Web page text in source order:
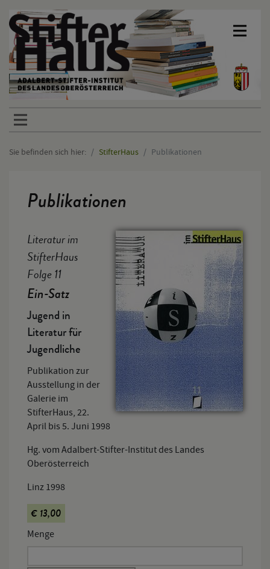
Sprunglinks
Sie befinden sich hier: StifterHaus Publikationen
Publikationen
Literatur im
StifterHaus
Folge 11
Ein-Satz
Jugend in
Literatur für
Jugendliche
Publikation zur
Ausstellung in der
Galerie im
StifterHaus, 22.
April bis 5. Juni 1998
Hg. vom Adalbert-Stifter-Institut des Landes
Oberösterreich
Linz 1998
€ 13,00
Menge